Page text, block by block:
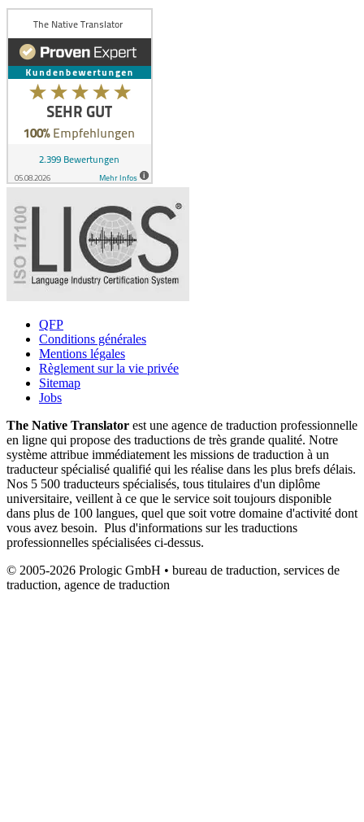
QFP
Conditions générales
Mentions légales
Règlement sur la vie privée
Sitemap
Jobs
The Native Translator est une agence de traduction professionnelle
en ligne qui propose des traductions de très grande qualité. Notre
système attribue immédiatement les missions de traduction à un
traducteur spécialisé qualifié qui les réalise dans les plus brefs délais.
Nos 5 500 traducteurs spécialisés, tous titulaires d'un diplôme
universitaire, veillent à ce que le service soit toujours disponible
dans plus de 100 langues, quel que soit votre domaine d'activité dont
vous avez besoin. Plus d'informations sur les traductions
professionnelles spécialisées ci-dessus.
© 2005-2026 Prologic GmbH • bureau de traduction, services de
traduction, agence de traduction